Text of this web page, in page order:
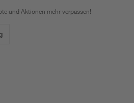
und Aktionen mehr verpassen!